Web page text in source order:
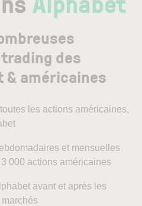
des
& américaines
les actions américaines,
et mensuelles
000 actions américaines
avant et après les
marchés